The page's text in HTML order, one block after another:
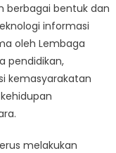
berbagai bentuk dan
informasi
oleh Lembaga
pendidikan,
kemasyarakatan
melakukan